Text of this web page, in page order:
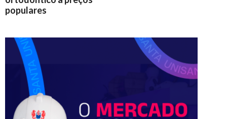
populares